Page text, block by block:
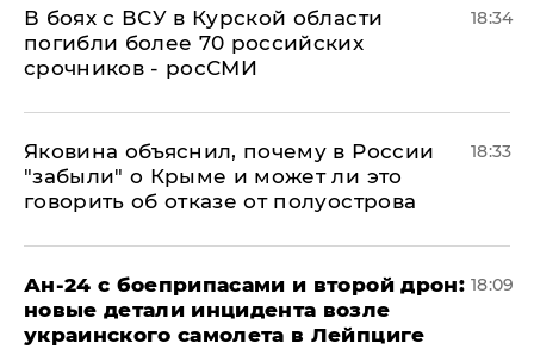
В боях с ВСУ в Курской области
погибли более 70 российских
срочников - росСМИ
18:34
Яковина объяснил, почему в России
"забыли" о Крыме и может ли это
говорить об отказе от полуострова
18:33
Ан-24 с боеприпасами и второй дрон:
новые детали инцидента возле
украинского самолета в Лейпциге
18:09